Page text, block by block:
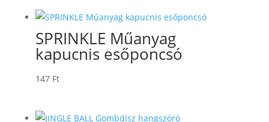
SPRINKLE Műanyag
kapucnis esőponcsó
147 Ft